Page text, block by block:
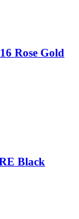
Rose Gold
Black